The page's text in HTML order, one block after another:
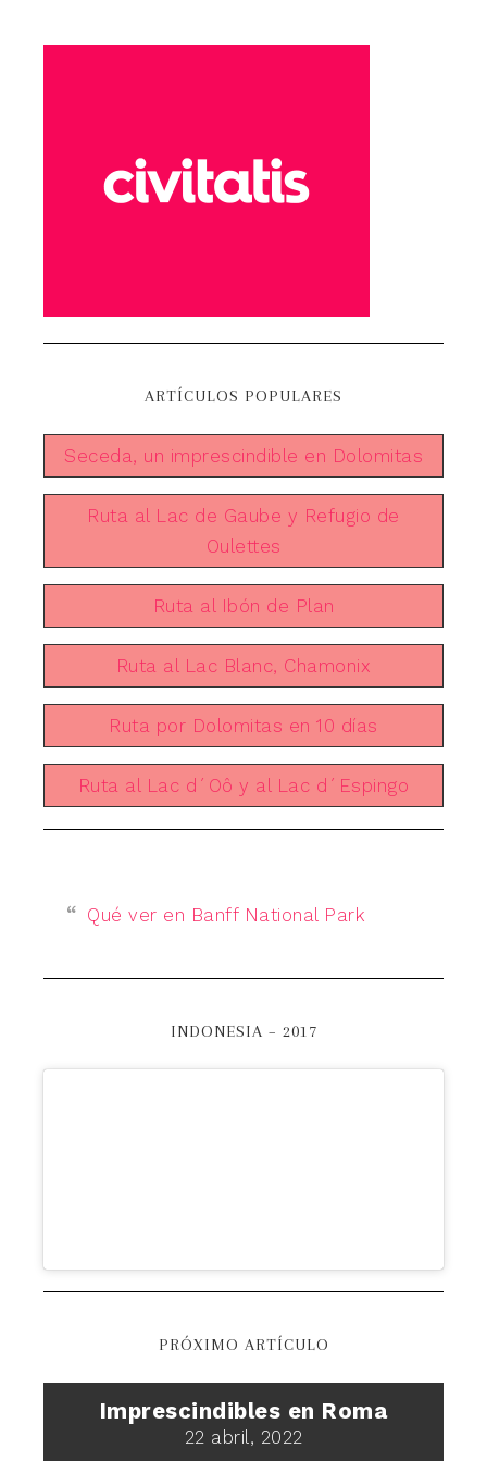
ARTÍCULOS POPULARES
Seceda, un imprescindible en Dolomitas
Ruta al Lac de Gaube y Refugio de
Oulettes
Ruta al Ibón de Plan
Ruta al Lac Blanc, Chamonix
Ruta por Dolomitas en 10 días
Ruta al Lac d´Oô y al Lac d´Espingo
Qué ver en Banff National Park
INDONESIA – 2017
PRÓXIMO ARTÍCULO
Imprescindibles en Roma
22 abril, 2022